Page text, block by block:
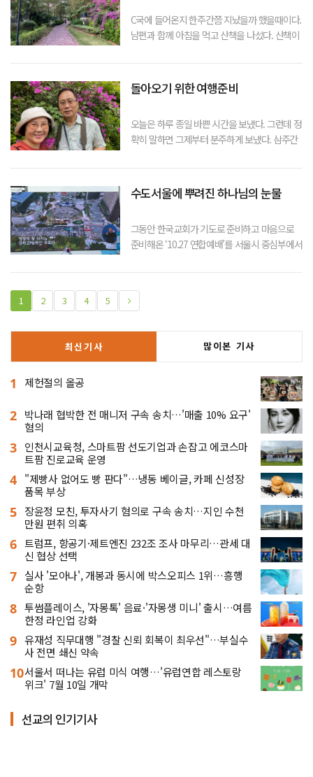
C국에 들어온지 한주간쯤 지났을까 했을때이다.
남편과 함께 아침을 먹고 산책을 나섰다. 산책이
인이 환하게 웃으며 다가온다. 순간 나는 속으로
“저 주민이 나를 아는가보구나”라고
돌아오기 위한 여행준비
오늘은 하루 종일 바쁜 시간을 보냈다. 그런데 정
확히 말하면 그제부터 분주하게 보냈다. 삼주간
행 떠나기전에 이처럼 집안정리를 철저히 하는
습관이 붙었는지는 딱히 기억은 나지
수도서울에 뿌려진 하나님의 눈물
그동안 한국교회가 기도로 준비하고 마음으로
준비해온 ‘10.27 연합예배’를 서울시 중심부에서
방에서 오는 성도들은 연합예배에 참석하여 주
일예배를 드리게 될 것이다. 그런데 바
1 2 3 4 5
최신기사 많이본 기사
1 제헌절의 올공
2 박나래 협박한 전 매니저 구속 송치…'매출 10% 요구'
혐의
3 인천시교육청, 스마트팜 선도기업과 손잡고 에코스마
트팜 진로교육 운영
4 "제빵사 없어도 빵 판다"…냉동 베이글, 카페 신성장
품목 부상
5 장윤정 모친, 투자사기 혐의로 구속 송치…지인 수천
만원 편취 의혹
6 트럼프, 항공기·제트엔진 232조 조사 마무리…관세 대
신 협상 선택
7 실사 '모아나', 개봉과 동시에 박스오피스 1위…흥행
순항
8 투썸플레이스, '자몽톡' 음료·'자몽생 미니' 출시…여름
한정 라인업 강화
9 유재성 직무대행 "경찰 신뢰 회복이 최우선"…부실수
사 전면 쇄신 약속
10서울서 떠나는 유럽 미식 여행…'유럽연합 레스토랑
위크' 7월 10일 개막
선교의 인기기사